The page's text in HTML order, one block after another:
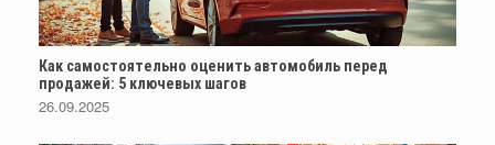
Как самостоятельно оценить автомобиль перед
продажей: 5 ключевых шагов
26.09.2025